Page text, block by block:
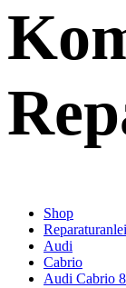
Shop
Audi
Cabrio
Audi Cabrio